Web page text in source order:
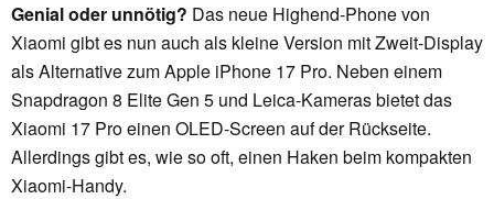
Genial oder unnötig? Das neue Highend-Phone von
Xiaomi gibt es nun auch als kleine Version mit Zweit-Display
als Alternative zum Apple iPhone 17 Pro. Neben einem
Snapdragon 8 Elite Gen 5 und Leica-Kameras bietet das
Xiaomi 17 Pro einen OLED-Screen auf der Rückseite.
Allerdings gibt es, wie so oft, einen Haken beim kompakten
Xiaomi-Handy.